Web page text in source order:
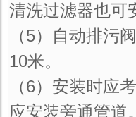
清洗过滤器也可
（5）自动排污
10米。
（6）安装时应
应安装旁通管道。